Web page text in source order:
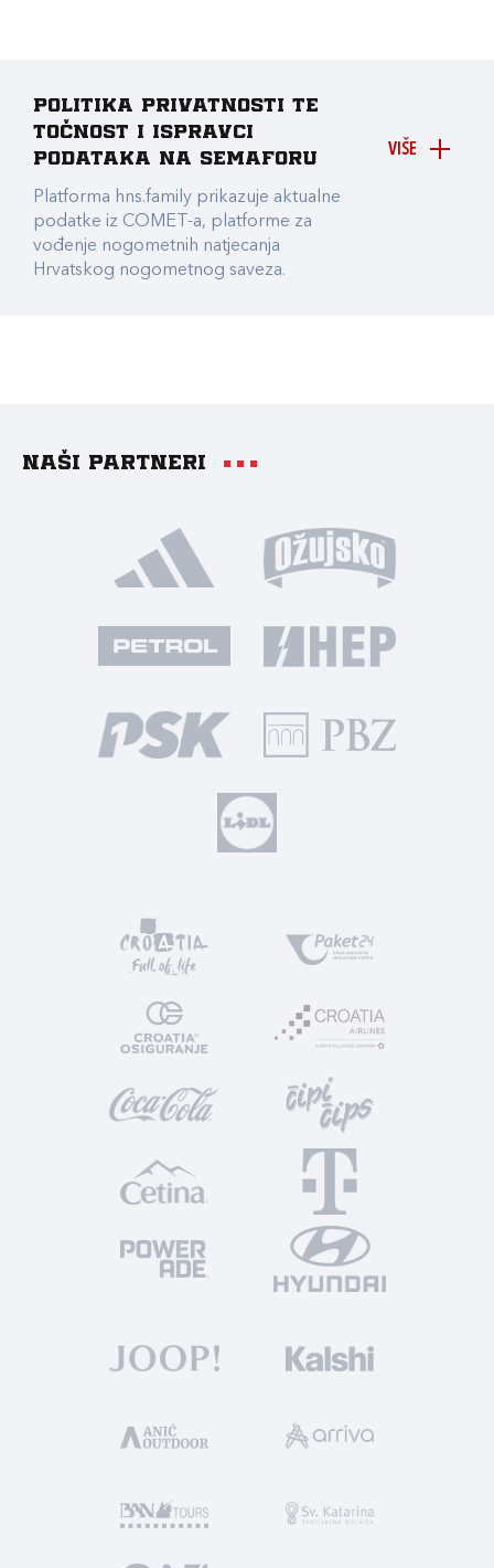
VIŠE
Politika privatnosti te
točnost i ispravci
podataka na Semaforu
Platforma hns.family prikazuje aktualne
podatke iz COMET-a, platforme za
vođenje nogometnih natjecanja
Hrvatskog nogometnog saveza.
Naši partneri